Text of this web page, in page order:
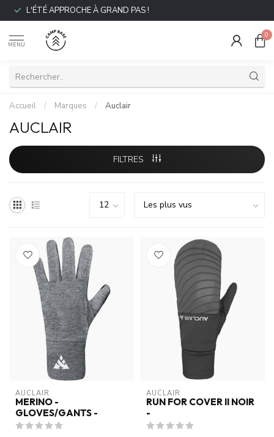
L'ÉTÉ APPROCHE À GRAND PAS !
MENU
0
Accueil / Marques / Auclair
AUCLAIR
FILTRES
AUCLAIR
MERINO -
GLOVES/GANTS -
AUCLAIR
RUN FOR COVER II NOIR
-